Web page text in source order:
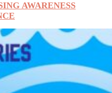
AWARENESS